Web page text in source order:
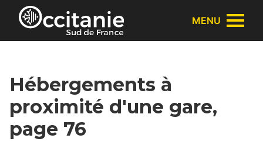
Panneau de gestion des cookies
MENU
Hébergements à
proximité d'une gare,
page 76